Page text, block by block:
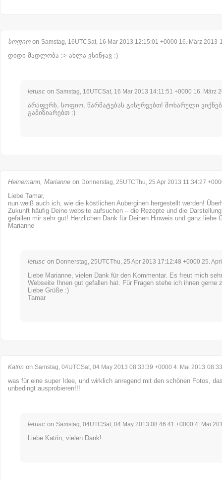
სოფიოon Samstag, 16UTCSat, 16 Mar 2013 12:15:01 +0000 16. März 2013
დიდი მადლობა :> ახლა ვსინჯავ :)
letusc on Samstag, 16UTCSat, 16 Mar 2013 14:11:51 +0000 16. März
არაფერს, სოფიო, წარმატებას გისურვებთ! მოხარული
გამიზიარებთ :)
Heinemann, Marianne on Donnerstag, 25UTCThu, 25 Apr 2013 11:34:27
Liebe Tamar,
nun weiß auch ich, wie die köstlichen Auberginen hergestellt werden!
Zukunft häufig Deine website aufsuchen – die Rezepte und die
gefallen mir sehr gut! Herzlichen Dank für Deinen Hinweis und ganz liebe
Marianne
letusc on Donnerstag, 25UTCThu, 25 Apr 2013 17:12:48 +0000 25.
Liebe Marianne, vielen Dank für den Kommentar. Es freut mich
Webseite Ihnen gut gefallen hat. Für Fragen stehe ich ihnen gerne
Liebe Grüße :)
Tamar
Katrin on Samstag, 04UTCSat, 04 May 2013 08:33:39 +0000 4. Mai 2013 08:33
was für eine super Idee, und wirklich anregend mit den schönen Fotos,
unbedingt ausprobieren!!!
letusc on Samstag, 04UTCSat, 04 May 2013 08:46:41 +0000 4. Mai
Liebe Katrin, vielen Dank!